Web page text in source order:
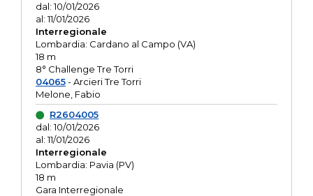
dal: 10/01/2026
al: 11/01/2026
Interregionale
Lombardia: Cardano al Campo (VA)
18 m
8° Challenge Tre Torri
04065- Arcieri Tre Torri
Melone, Fabio
R2604005
dal: 10/01/2026
al: 11/01/2026
Interregionale
Lombardia: Pavia (PV)
18 m
Gara Interregionale